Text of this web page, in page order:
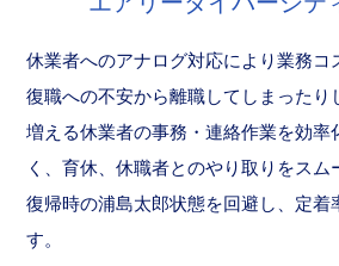
休業者へのアナログ対応により業務コ
復職への不安から離職してしまったり
増える休業者の事務・連絡作業を効率
く、育休、休職者とのやり取りをスム
復帰時の浦島太郎状態を回避し、定着
す。